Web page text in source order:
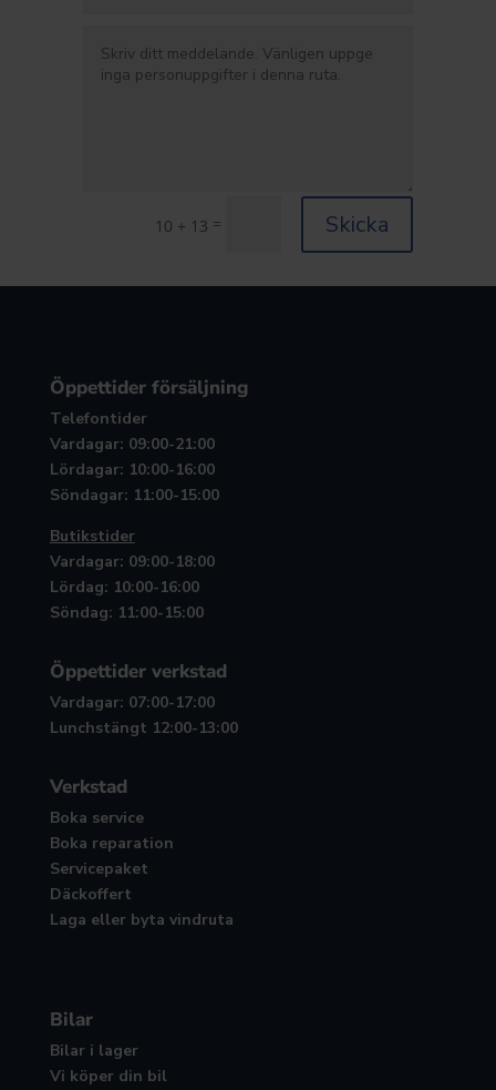
10 + 13 = Skicka
Öppettider försäljning
Telefontider
Vardagar: 09:00-21:00
Lördagar: 10:00-16:00
Söndagar: 11:00-15:00
Butikstider
Vardagar: 09:00-18:00
Lördag: 10:00-16:00
Söndag: 11:00-15:00
Öppettider verkstad
Vardagar: 07:00-17:00
Lunchstängt 12:00-13:00
Verkstad
Boka service
Boka reparation
Servicepaket
Däckoffert
Laga eller byta vindruta
Bilar
Bilar i lager
Vi köper din bil